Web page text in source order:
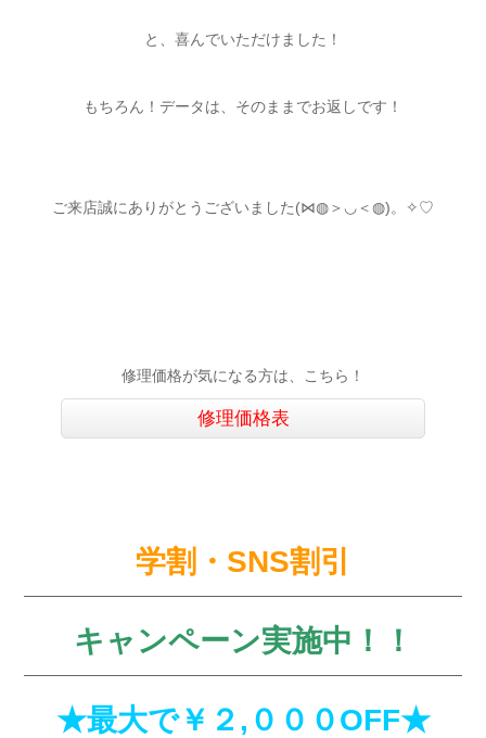
と、喜んでいただけました！
もちろん！データは、そのままでお返しです！
ご来店誠にありがとうございました(⋈◍＞◡＜◍)。✧♡
修理価格が気になる方は、こちら！
修理価格表
学割・SNS割引
キャンペーン実施中！！
★最大で￥２,０００OFF★